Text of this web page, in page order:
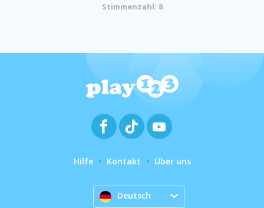
Stimmenzahl: 8
Hilfe Kontakt Über uns
Deutsch